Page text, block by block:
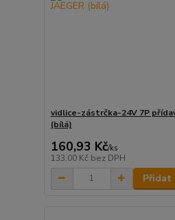
vidlice-zástrčka-24V 7P
(bílá)
160,93 Kč/ks
133,00 Kč bez DPH
Přidat